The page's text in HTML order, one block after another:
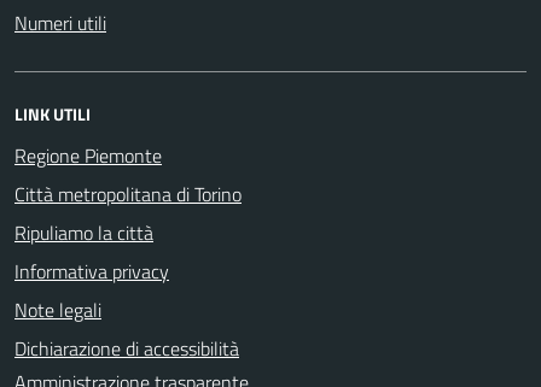
Numeri utili
LINK UTILI
Regione Piemonte
Città metropolitana di Torino
Ripuliamo la città
Informativa privacy
Note legali
Dichiarazione di accessibilità